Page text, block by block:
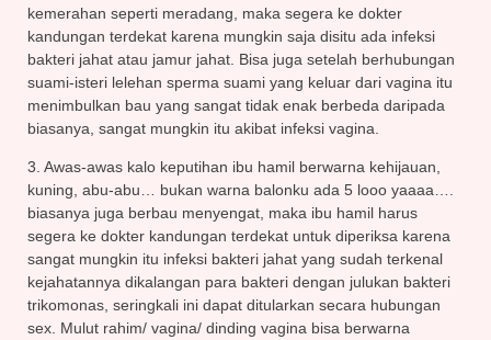
kemerahan seperti meradang, maka segera ke dokter
kandungan terdekat karena mungkin saja disitu ada infeksi
bakteri jahat atau jamur jahat. Bisa juga setelah berhubungan
suami-isteri lelehan sperma suami yang keluar dari vagina itu
menimbulkan bau yang sangat tidak enak berbeda daripada
biasanya, sangat mungkin itu akibat infeksi vagina.
3. Awas-awas kalo keputihan ibu hamil berwarna kehijauan,
kuning, abu-abu… bukan warna balonku ada 5 looo yaaaa….
biasanya juga berbau menyengat, maka ibu hamil harus
segera ke dokter kandungan terdekat untuk diperiksa karena
sangat mungkin itu infeksi bakteri jahat yang sudah terkenal
kejahatannya dikalangan para bakteri dengan julukan bakteri
trikomonas, seringkali ini dapat ditularkan secara hubungan
sex. Mulut rahim/ vagina/ dinding vagina bisa berwarna